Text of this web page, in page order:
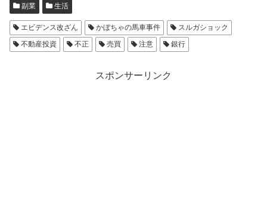
副業 生活
エビデンス改ざん かぼちゃの馬車事件
スルガショック
不動産投資
不正 売買 注意 銀行
スポンサーリンク